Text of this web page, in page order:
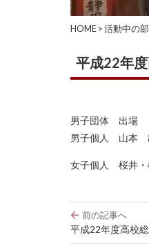
HOME> 活動中の
平成22年
男子団体 出場
男子個人 山本
女子個人 桜井
投
稿
ナ
前の記事へ
平成22年度高校